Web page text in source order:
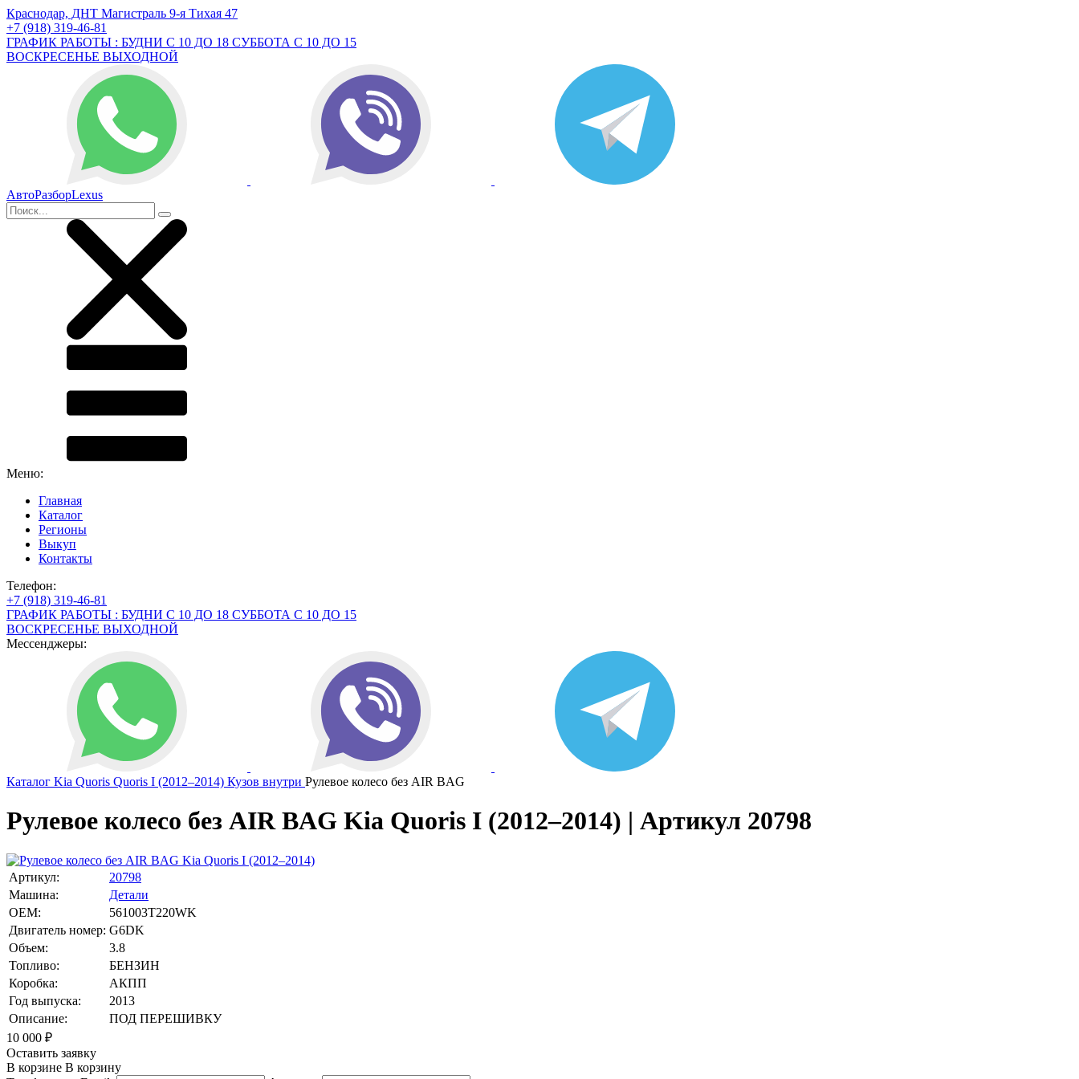
Краснодар, ДНТ Магистраль 9-я Тихая 47
+7 (918) 319-46-81
ГРАФИК РАБОТЫ : БУДНИ С 10 ДО 18 СУББОТА С 10 ДО 15
ВОСКРЕСЕНЬЕ ВЫХОДНОЙ
АвтоРазборLexus
Меню:
Главная
Каталог
Регионы
Выкуп
Контакты
Телефон:
+7 (918) 319-46-81
ГРАФИК РАБОТЫ : БУДНИ С 10 ДО 18 СУББОТА С 10 ДО 15
ВОСКРЕСЕНЬЕ ВЫХОДНОЙ
Мессенджеры:
Каталог Kia Quoris Quoris I (2012–2014) Кузов внутри Рулевое колесо без AIR BAG
Рулевое колесо без AIR BAG Kia Quoris I (2012–2014) | Артикул 20798
Артикул:
20798
Машина:
Детали
OEM:
561003T220WK
Двигатель номер: G6DK
Объем:
3.8
Топливо:
БЕНЗИН
Коробка:
АКПП
Год выпуска:
2013
Описание:
ПОД ПЕРЕШИВКУ
10 000 ₽
Оставить заявку
В корзине В корзину